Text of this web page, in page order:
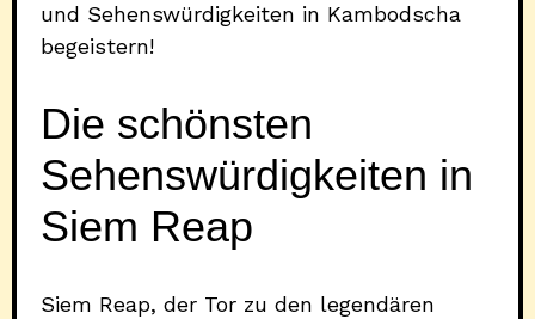
und Sehenswürdigkeiten in Kambodscha
begeistern!
Die schönsten
Sehenswürdigkeiten in
Siem Reap
Siem Reap, der Tor zu den legendären